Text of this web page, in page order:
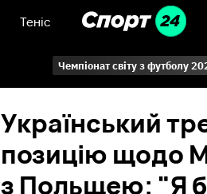
Теніс
Чемпіонат світу з футболу
Український
позицію щодо
з Польщею: "Я